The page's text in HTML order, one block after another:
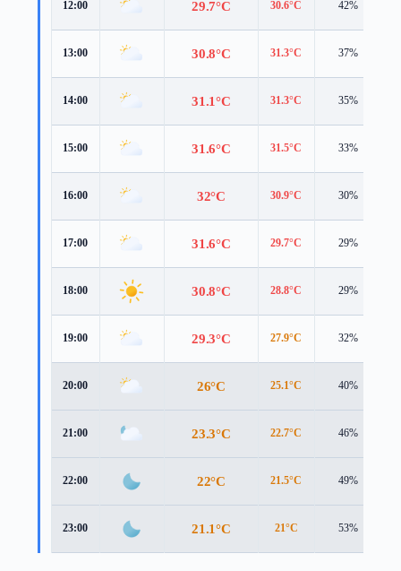
12:00 29.7°C 30.6°C 42%
13:00 30.8°C 31.3°C 37%
14:00 31.1°C 31.3°C 35%
15:00 31.6°C 31.5°C 33%
16:00 32°C 30.9°C 30%
17:00 31.6°C 29.7°C 29%
18:00 30.8°C 28.8°C 29%
19:00 29.3°C 27.9°C 32%
20:00 26°C 25.1°C 40%
21:00 23.3°C 22.7°C 46%
22:00 22°C 21.5°C 49%
23:00 21.1°C 21°C 53%